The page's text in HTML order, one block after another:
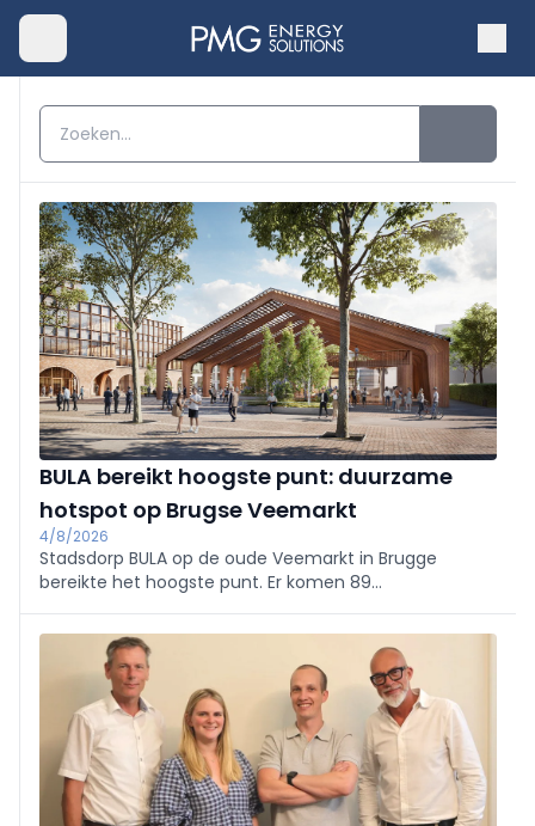
BULA bereikt hoogste punt: duurzame
hotspot op Brugse Veemarkt
4/8/2026
Stadsdorp BULA op de oude Veemarkt in Brugge
bereikte het hoogste punt. Er komen 89
met plein en park. Supermarkt en (para)medische
praktijken tekenen in; fossielvrije energie via
geothermie. Eerste intrek midden 2027.